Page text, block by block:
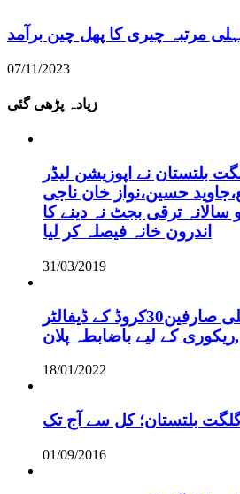
مرتبہ چیری کا پھل چین برآمد
07/11/2023
زیادہ پڑھی گئی
بلتستان نے اپوزیشن لیڈر
حسین،نواز خان ناجی
سالانہ ترقی بجٹ نہ دینے کا
اندرون خانہ فیصلہ کر لیا
31/03/2019
گلگت بلتستان، بجلی صارفین30کروڈ کے ڈیفالٹر
کے لیے باضابطہ پلان
18/01/2022
بلتستان؛ کل سے آج تک
01/09/2016